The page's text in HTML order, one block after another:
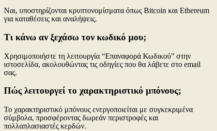
Ναι, υποστηρίζονται κρυπτονομίσματα όπως Bitcoin και Ethereum
για καταθέσεις και αναλήψεις.
Τι κάνω αν ξεχάσω τον κωδικό μου;
Χρησιμοποιήστε τη λειτουργία “Επαναφορά Κωδικού” στην
ιστοσελίδα, ακολουθώντας τις οδηγίες που θα λάβετε στο email
σας.
Πώς λειτουργεί το χαρακτηριστικό μπόνους;
Το χαρακτηριστικό μπόνους ενεργοποιείται με συγκεκριμένα
σύμβολα, προσφέροντας δωρεάν περιστροφές και
πολλαπλασιαστές κερδών.